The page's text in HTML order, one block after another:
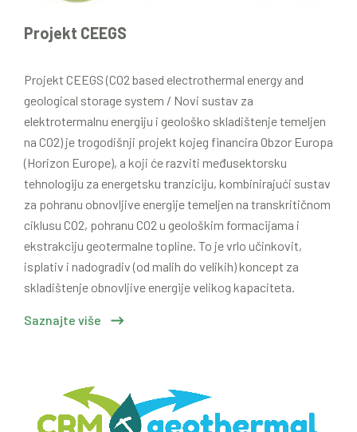
Projekt CEEGS
Projekt CEEGS (CO2 based electrothermal energy and
geological storage system / Novi sustav za
elektrotermalnu energiju i geološko skladištenje temeljen
na CO2) je trogodišnji projekt kojeg financira Obzor Europa
(Horizon Europe), a koji će razviti međusektorsku
tehnologiju za energetsku tranziciju, kombinirajući sustav
za pohranu obnovljive energije temeljen na transkritičnom
ciklusu CO2, pohranu CO2 u geološkim formacijama i
ekstrakciju geotermalne topline. To je vrlo učinkovit,
isplativ i nadogradiv (od malih do velikih) koncept za
skladištenje obnovljive energije velikog kapaciteta.
Saznajte više